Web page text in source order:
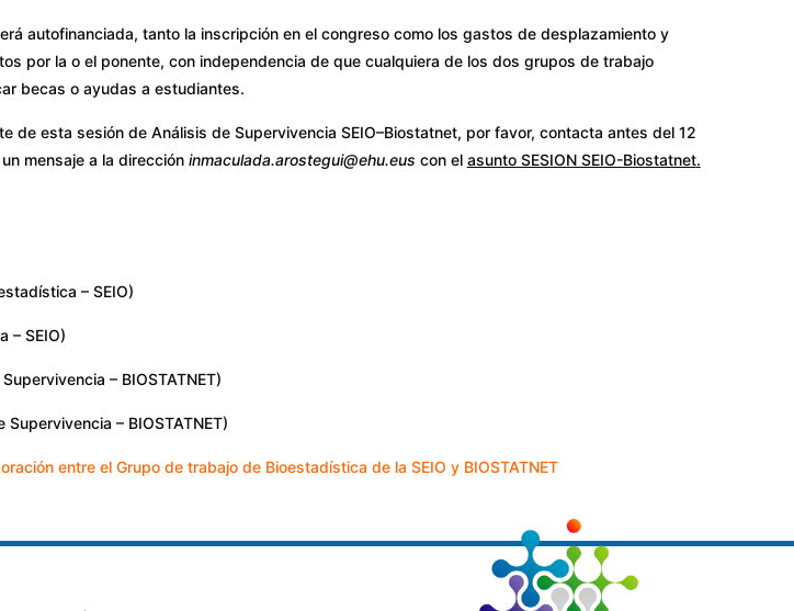
autofinanciada, tanto la inscripción en el congreso como los gastos de desplazamiento y
por la o el ponente, con independencia de que cualquiera de los dos grupos de trabajo
becas o ayudas a estudiantes.
de esta sesión de Análisis de Supervivencia SEIO–Biostatnet, por favor, contacta antes del 12
mensaje a la dirección inmaculada.arostegui@ehu.eus con el asunto SESION SEIO-Biostatnet.
– SEIO)
– SEIO)
– BIOSTATNET)
– BIOSTATNET)
entre el Grupo de trabajo de Bioestadística de la SEIO y BIOSTATNET